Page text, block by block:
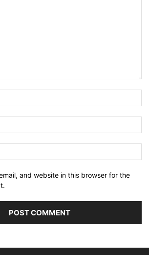
and website in this browser for the